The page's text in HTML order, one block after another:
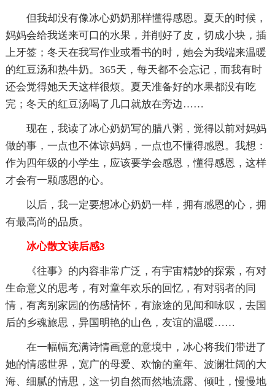
但我却没有像冰心奶奶那样懂得感恩。夏天的时候，
妈妈会给我送来可口的水果，并削好了皮，切成小块，插
上牙签；冬天在我写作业或看书的时，她会为我端来温暖
的红豆汤和热牛奶。365天，每天都不会忘记，而我有时
还会觉得她天天这样很烦。夏天准备好的水果都没有吃
完；冬天的红豆汤喝了几口就放在旁边……
现在，我读了冰心奶奶写的腊八粥，觉得以前对妈妈
做的事，一点也不体谅妈妈，一点也不懂得感恩。我想：
作为四年级的小学生，应该要学会感恩，懂得感恩，这样
才会有一颗感恩的心。
以后，我一定要想冰心奶奶一样，拥有感恩的心，拥
有最高尚的品质。
冰心散文读后感3
《往事》的内容非常广泛，有宇宙精妙的探索，有对
生命意义的思考，有对童年欢乐的回忆，有对弱者的同
情，有离别家园的伤感情怀，有旅途的见闻和咏叹，去国
后的乡魂旅思，异国明艳的山色，友谊的温暖……
在一幅幅充满诗情画意的意境中，冰心将我们带进了
她的情感世界，宽广的母爱、欢愉的童年、波澜壮阔的大
海、细腻的情思，这一切自然而然地流露、倾吐，慢慢地